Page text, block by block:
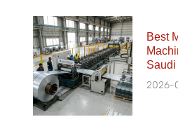
Best
Saudi
2026-